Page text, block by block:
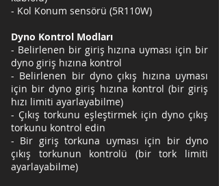
- Kol Konum sensörü (5R110W)
Dyno Kontrol Modları
- Belirlenen bir giriş hızına uyması için bir
dyno giriş hızına kontrol
- Belirlenen bir dyno çıkış hızına uyması
için bir dyno giriş hızına kontrol (bir giriş
hızı limiti ayarlayabilme)
- Çıkış torkunu eşleştirmek için dyno çıkış
torkunu kontrol edin
- Bir giriş torkuna uyması için bir dyno
çıkış torkunun kontrolü (bir tork limiti
ayarlayabilme)